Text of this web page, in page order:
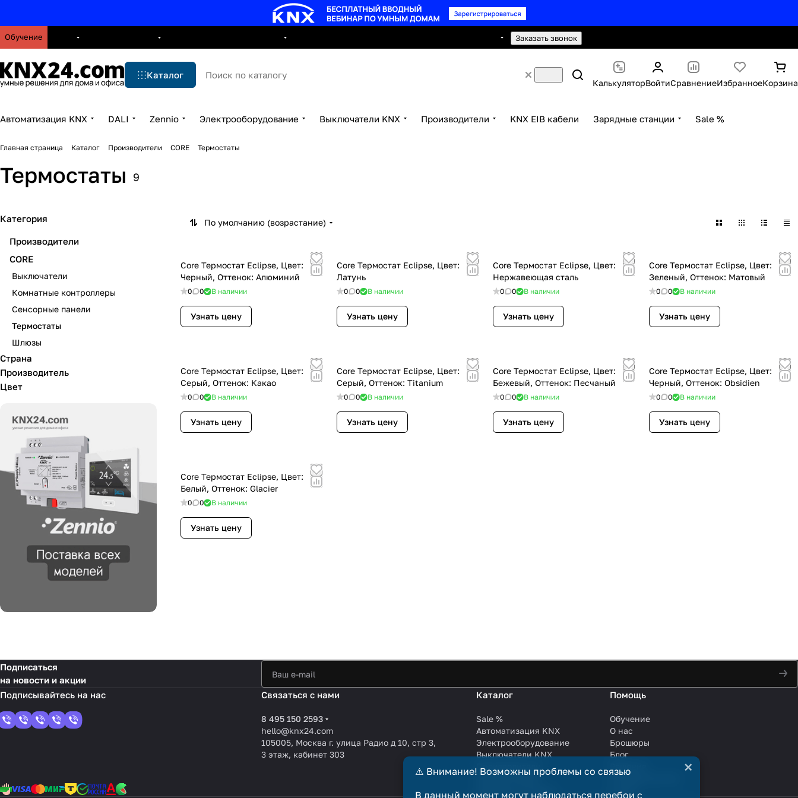
Обучение Заказать звонок
Каталог
КалькуляторВойтиСравнениеИзбранноеКорзина
Автоматизация KNX DALI Zennio Электрооборудование Выключатели KNX Производители KNX EIB кабели Зарядные станции Sale %
Главная страница Каталог Производители CORE Термостаты
Термостаты 9
По умолчанию (возрастание)
Core Термостат Eclipse, Цвет:
Черный, Оттенок: Алюминий
0 0 В наличии
Узнать цену
Core Термостат Eclipse, Цвет:
Латунь
0 0 В наличии
Узнать цену
Core Термостат Eclipse, Цвет:
Нержавеющая сталь
0 0 В наличии
Узнать цену
Core Термостат Eclipse, Цвет:
Зеленый, Оттенок: Матовый
0 0 В наличии
Узнать цену
Core Термостат Eclipse, Цвет:
Серый, Оттенок: Какао
0 0 В наличии
Узнать цену
Core Термостат Eclipse, Цвет:
Серый, Оттенок: Titanium
0 0 В наличии
Узнать цену
Core Термостат Eclipse, Цвет:
Бежевый, Оттенок: Песчаный
0 0 В наличии
Узнать цену
Core Термостат Eclipse, Цвет:
Черный, Оттенок: Obsidien
0 0 В наличии
Узнать цену
Core Термостат Eclipse, Цвет:
Белый, Оттенок: Glacier
0 0 В наличии
Узнать цену
Категория
Производители
CORE
Выключатели
Комнатные контроллеры
Сенсорные панели
Термостаты
Шлюзы
Страна
Производитель
Цвет
Подписаться
на новости и акции
Связаться с нами
8 495 150 2593
hello@knx24.com
105005, Москва г. улица Радио д 10, стр 3,
3 этаж, кабинет 303
Каталог
Sale %
Автоматизация KNX
Электрооборудование
Выключатели KNX
Производители
KNX EIB кабели
Зарядные станции
Помощь
Обучение
О нас
Брошюры
Блог
Сотрудничество
Услуги
⚠️ Внимание! Возможны проблемы со связью
В данный момент могут наблюдаться перебои с
×